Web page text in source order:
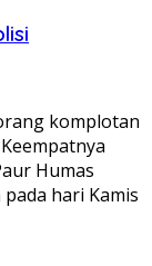
komplotan
Humas
hari Kamis